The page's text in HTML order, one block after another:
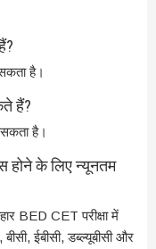
है।
हैं?
सकता है।
होने के लिए न्यूनतम
BED CET परीक्षा में
ईबीसी, डब्ल्यूबीसी और